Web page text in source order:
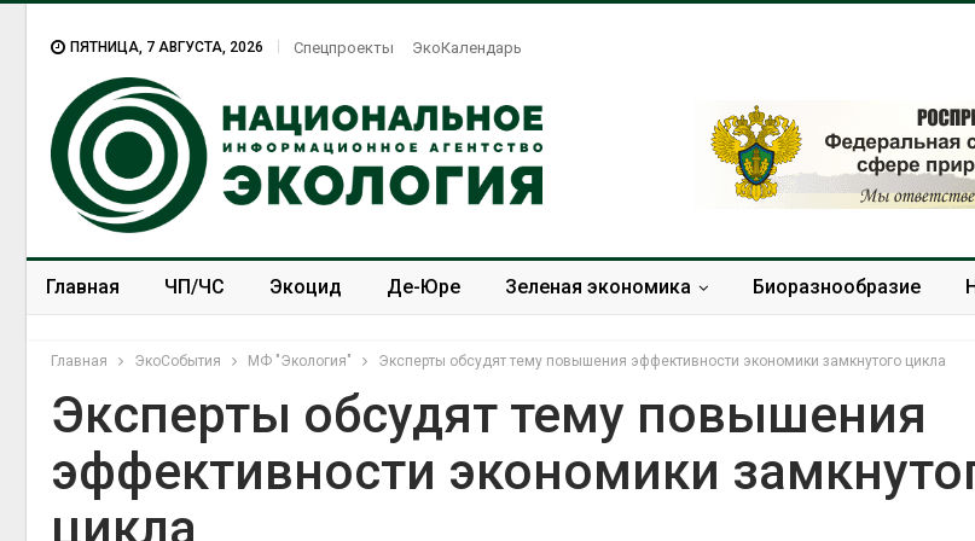
ПЯТНИЦА, 7 АВГУСТА, 2026 Спецпроекты ЭкоКалендарь
Главная ЧП/ЧС Экоцид Де-Юре Зеленая экономика Биоразнообразие
Главная ЭкоСобытия МФ "Экология" Эксперты обсудят тему повышения эффективности экономики замкнутого цикла
Эксперты обсудят тему повышения
эффективности экономики
цикла
В Домодедове
ликвидируют
Панамский канал вновь
ограничивает загрузку